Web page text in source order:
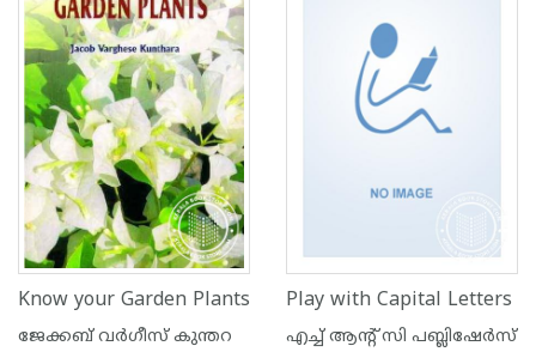
Know your Garden Plants
ജേക്കബ്‌ വര്‍ഗീസ്‌ കുന്തറ
Play with Capital Letters
എച്ച് ആന്റ്‌ സി പബ്ലിഷേര്‍സ്